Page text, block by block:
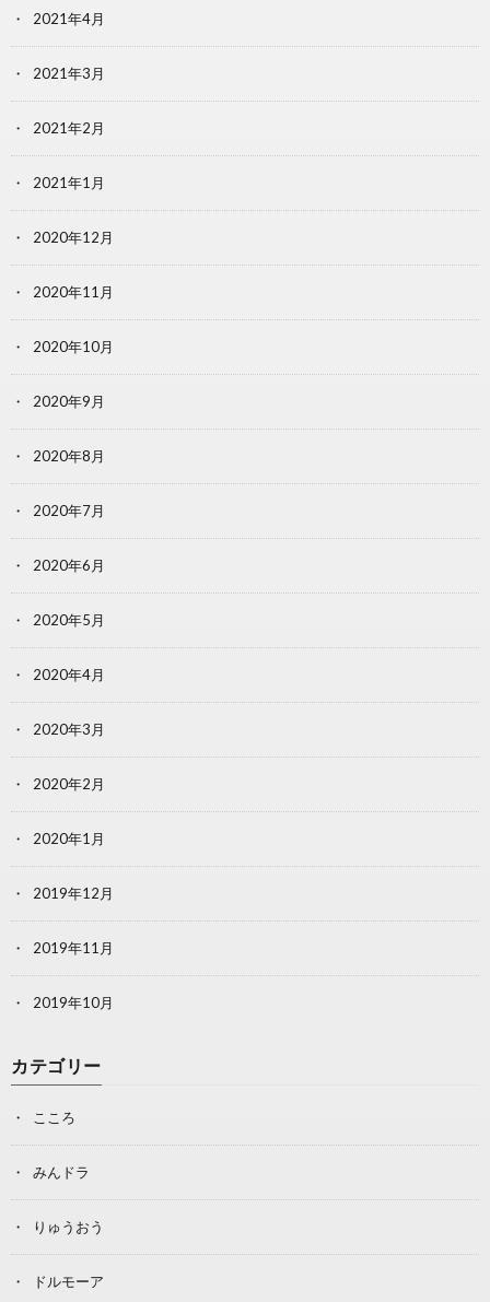
2021年4月
2021年3月
2021年2月
2021年1月
2020年12月
2020年11月
2020年10月
2020年9月
2020年8月
2020年7月
2020年6月
2020年5月
2020年4月
2020年3月
2020年2月
2020年1月
2019年12月
2019年11月
2019年10月
カテゴリー
こころ
みんドラ
りゅうおう
ドルモーア